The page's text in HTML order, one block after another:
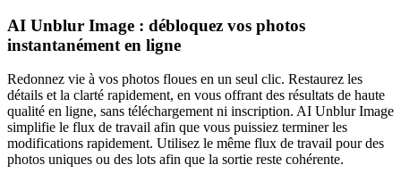
AI Unblur Image : débloquez vos photos
instantanément en ligne
Redonnez vie à vos photos floues en un seul clic. Restaurez les
détails et la clarté rapidement, en vous offrant des résultats de haute
qualité en ligne, sans téléchargement ni inscription. AI Unblur Image
simplifie le flux de travail afin que vous puissiez terminer les
modifications rapidement. Utilisez le même flux de travail pour des
photos uniques ou des lots afin que la sortie reste cohérente.